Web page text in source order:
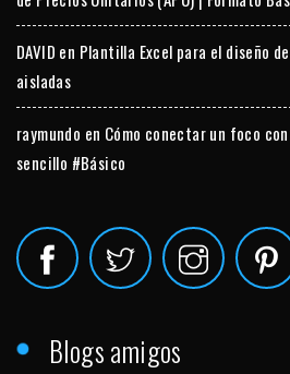
DAVID en Plantilla Excel para el diseño
aisladas
raymundo en Cómo conectar un foco
sencillo #Básico
Blogs amigos